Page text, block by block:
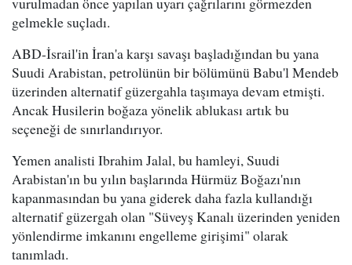
gelmekle suçladı.
ABD-İsrail'in İran'a karşı savaşı başladığından bu yana
Suudi Arabistan, petrolünün bir bölümünü Babu'l Mendeb
üzerinden alternatif güzergahla taşımaya devam etmişti.
Ancak Husilerin boğaza yönelik ablukası artık bu
seçeneği de sınırlandırıyor.
Yemen analisti Ibrahim Jalal, bu hamleyi, Suudi
Arabistan'ın bu yılın başlarında Hürmüz Boğazı'nın
kapanmasından bu yana giderek daha fazla kullandığı
alternatif güzergah olan "Süveyş Kanalı üzerinden yeniden
yönlendirme imkanını engelleme girişimi" olarak
tanımladı.